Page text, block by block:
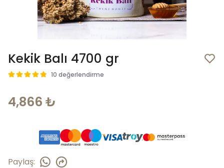
Kekik Balı 4700 gr
10 değerlendirme
4,866 ₺
Paylaş: